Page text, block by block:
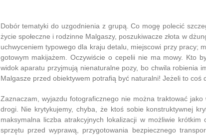
Dobór tematyki do uzgodnienia z grupą. Co mogę polecić
życie społeczne i rodzinne Malgaszy, poszukiwacze złota w
uchwyceniem typowego dla kraju detalu, miejscowi przy pracy;
gotowym makijażem. Oczywiście o cepelii nie ma mowy. Kto
widok aparatu przyjmują nienaturalne pozy, bo chwila robienia
Malgasze przed obiektywem potrafią być naturalni! Jeżeli to
Zaznaczam, wyjazdu fotograficznego nie można traktować
drogi. Nie krytykujemy, chyba, że ktoś sobie konstruktywnej
maksymalna liczba atrakcyjnych lokalizacji w możliwie
sprzętu przed wyprawą, przygotowania bezpiecznego